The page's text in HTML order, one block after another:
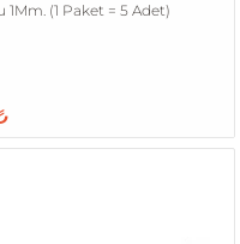
(1 Paket = 5 Adet)